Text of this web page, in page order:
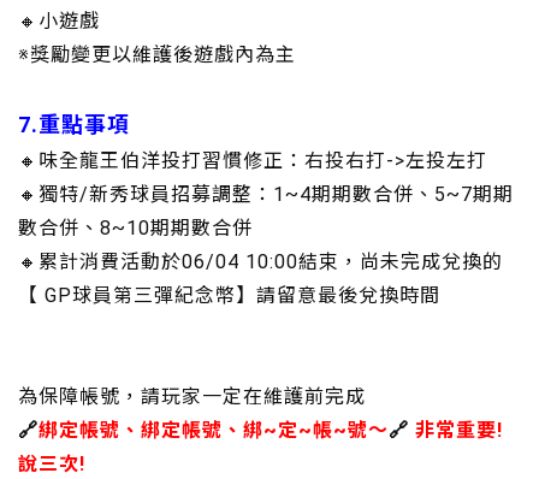
🔸小遊戲
※獎勵變更以維護後遊戲內為主
7.重點事項
🔸味全龍王伯洋投打習慣修正：右投右打->左投左打
🔸獨特/新秀球員招募調整：1~4期期數合併、5~7期期
數合併、8~10期期數合併
🔸累計消費活動於06/04 10:00結束，尚未完成兌換的
【 GP球員第三彈紀念幣 】請留意最後兌換時間
為保障帳號，請玩家一定在維護前完成
🔗綁定帳號、綁定帳號、綁~定~帳~號～🔗 非常重要!
說三次!